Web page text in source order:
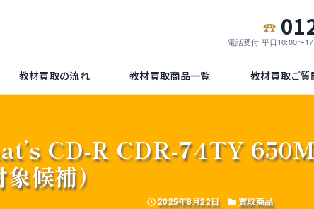
電話受付 平日10:00〜
教材買取の流れ 教材買取商品一覧 教材買取ご質
CD-R CDR-74TY
候補）
投稿日
2025年8月22日 カテゴリー
買取商品